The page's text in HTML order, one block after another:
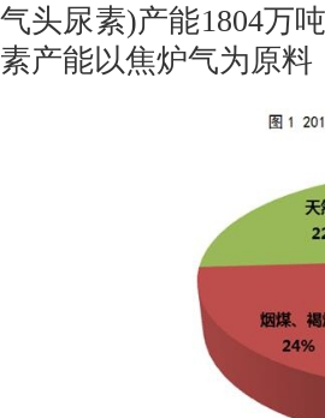
气头尿素)产能1804万
素产能以焦炉气为原